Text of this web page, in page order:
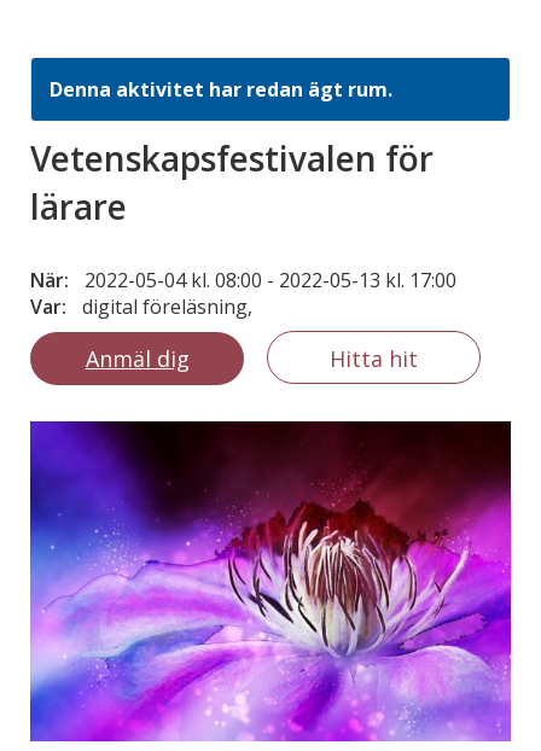
Denna aktivitet har redan ägt rum.
Vetenskapsfestivalen för
lärare
När: 2022-05-04 kl. 08:00 - 2022-05-13 kl. 17:00
Var:
digital föreläsning,
Anmäl dig Hitta hit